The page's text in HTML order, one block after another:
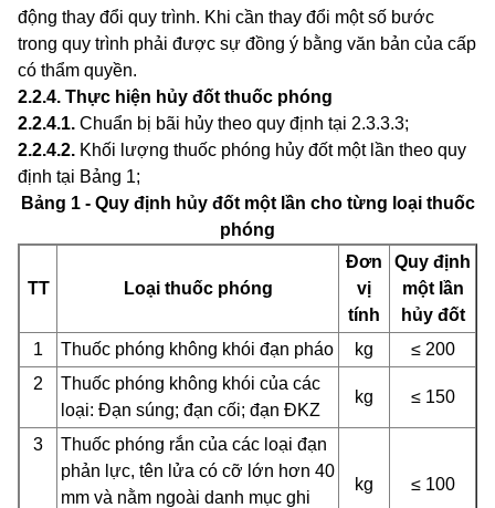
động thay đổi quy trình. Khi cần thay đổi một số bước
trong quy trình phải được sự đồng ý bằng văn bản của cấp
có thẩm quyền.
2.2.4. Thực hiện hủy đốt thuốc phóng
2.2.4.1. Chuẩn bị bãi hủy theo quy định tại 2.3.3.3;
2.2.4.2. Khối lượng thuốc phóng hủy đốt một lần theo quy
định tại Bảng 1;
Bảng 1 - Quy định hủy đốt một lần cho từng loại thuốc
phóng
TT Loại thuốc phóng
Đơn
vị
tính
Quy định
một lần
hủy đốt
1
Thuốc phóng không khói đạn pháo kg
≤ 200
2
Thuốc phóng không khói của các
oại: Đạn súng; đạn cối; đạn ĐKZ
kg ≤ 150
3
Thuốc phóng rắn của các loại đạn
phản lực, tên lửa có cỡ lớn hơn 40
mm và nằm ngoài danh mục ghi
kg ≤ 100